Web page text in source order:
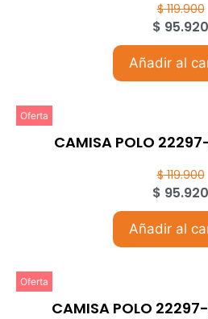
$119.900
$ 95.920
Añadir al
Oferta
CAMISA POLO
$119.900
$ 95.920
Añadir al
Oferta
CAMISA POLO